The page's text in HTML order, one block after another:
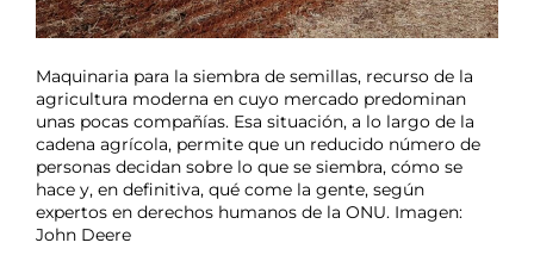
Maquinaria para la siembra de semillas, recurso de la
agricultura moderna en cuyo mercado predominan
unas pocas compañías. Esa situación, a lo largo de la
cadena agrícola, permite que un reducido número de
personas decidan sobre lo que se siembra, cómo se
hace y, en definitiva, qué come la gente, según
expertos en derechos humanos de la ONU. Imagen:
John Deere